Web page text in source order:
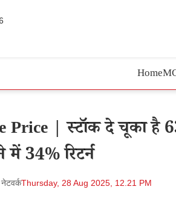
Home
| स्टॉक दे चूका है
34% रिटर्न
Thursday, 28 Aug 2025, 12.21 PM